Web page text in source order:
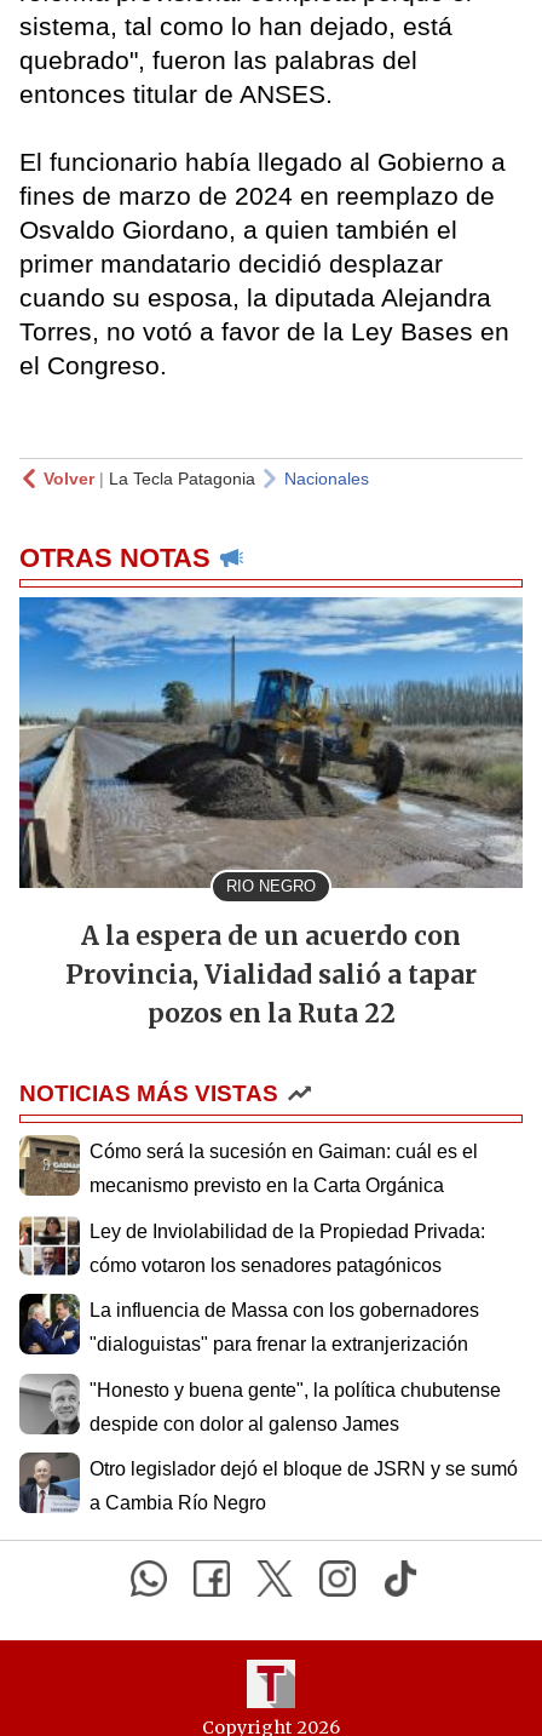
sistema, tal como lo han dejado, está
quebrado", fueron las palabras del
entonces titular de ANSES.
El funcionario había llegado al Gobierno a
fines de marzo de 2024 en reemplazo de
Osvaldo Giordano, a quien también el
primer mandatario decidió desplazar
cuando su esposa, la diputada Alejandra
Torres, no votó a favor de la Ley Bases en
el Congreso.
Volver| La Tecla Patagonia Nacionales
OTRAS NOTAS
RIO NEGRO
A la espera de un acuerdo con
Provincia, Vialidad salió a tapar
pozos en la Ruta 22
NOTICIAS MÁS VISTAS
Cómo será la sucesión en Gaiman: cuál es el
mecanismo previsto en la Carta Orgánica
Ley de Inviolabilidad de la Propiedad Privada:
cómo votaron los senadores patagónicos
La influencia de Massa con los gobernadores
"dialoguistas" para frenar la extranjerización
"Honesto y buena gente", la política chubutense
despide con dolor al galenso James
Otro legislador dejó el bloque de JSRN y se sumó
a Cambia Río Negro
Copyright 2026